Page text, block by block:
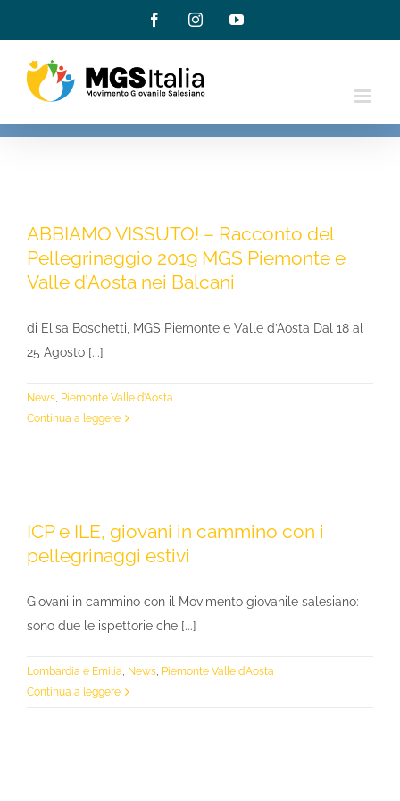
contenuto
FacebookInstagramYouTube
ABBIAMO VISSUTO! – Racconto del
Pellegrinaggio 2019 MGS Piemonte e
Valle d’Aosta nei Balcani
di Elisa Boschetti, MGS Piemonte e Valle d’Aosta Dal 18 al
25 Agosto [...]
News, Piemonte Valle d'Aosta
Continua a leggere
ICP e ILE, giovani in cammino con i
pellegrinaggi estivi
Giovani in cammino con il Movimento giovanile salesiano:
sono due le ispettorie che [...]
Lombardia e Emilia, News, Piemonte Valle d'Aosta
Continua a leggere